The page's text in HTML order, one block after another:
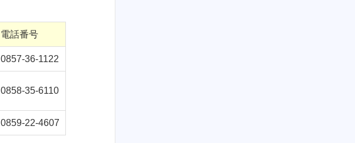
電話番号
0857-36-1122
0858-35-6110
0859-22-4607